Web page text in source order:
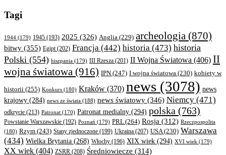
Tagi
1944 (179) 1945 (193) 2025 (326) Anglia (229) archeologia (870)
bitwy (355) Egipt(202) Francja (442) historia (473) historia
Polski (554) hiszpania (179) III Rzesza (201) II Wojna Światowa (406) II
wojna światowa (916) IPN (247) I wojna światowa (230) kobiety w
historii (255) Konkurs (180) Kraków (370) news (3078) news
krajowy (284) news ze świata (188) news światowy (346) Niemcy (471)
odkrycie (213) Patronat (170) Patronat medialny (294) polska (763)
Powstanie Warszawskie (192) Poznań (179) PRL(264) Rosja (312) Rzeczpospolita
(180) Rzym (243) Stany zjednoczone (199) Ukraina (207) USA(230) Warszawa
(434) Wielka Brytania (268) Włochy (196) XIX wiek (294) XVI wiek (179)
XX wiek (404) ZSRR (208) Średniowiecze (314)